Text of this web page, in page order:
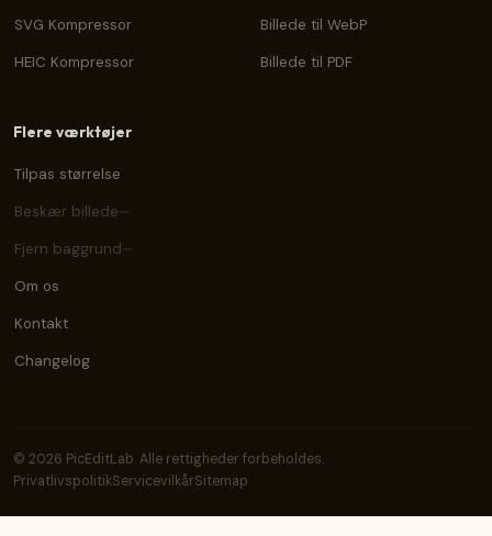
SVG Kompressor
HEIC Kompressor
Billede til WebP
Billede til PDF
Flere værktøjer
Tilpas størrelse
Beskær billede
Fjern baggrund
Om os
Kontakt
Changelog
© 2026 PicEditLab. Alle rettigheder forbeholdes.
PrivatlivspolitikServicevilkårSitemap